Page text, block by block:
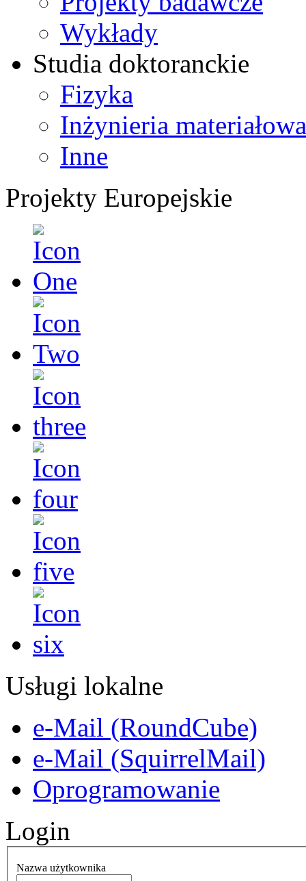
Wykłady
Studia doktoranckie
Fizyka
Inżynieria materiałowa
Inne
Projekty Europejskie
Usługi lokalne
e-Mail (RoundCube)
e-Mail (SquirrelMail)
Oprogramowanie
Login
Nazwa użytkownika